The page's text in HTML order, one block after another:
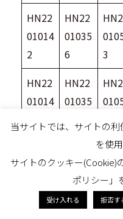
HN22
01014
2
HN22
01035
6
3
HN22
01014
3
HN22
01035
7
01014
01035
8
HN22
HN22
当サイトでは、サイトの
を使
サイトのクッキー(Cookie)
ポリシー」
受け入れる 拒否す